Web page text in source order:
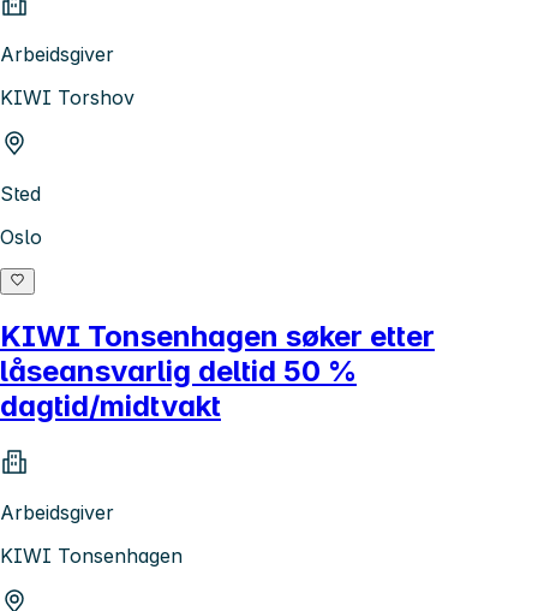
Arbeidsgiver
KIWI Torshov
Sted
Oslo
KIWI Tonsenhagen søker etter
låseansvarlig deltid 50 %
dagtid/midtvakt
Arbeidsgiver
KIWI Tonsenhagen